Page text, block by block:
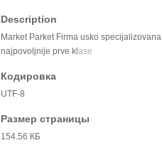
Description
Market Parket Firma usko
najpovoljnije prve kl ase
Кодировка
UTF-8
Размер страницы
154.56 КБ